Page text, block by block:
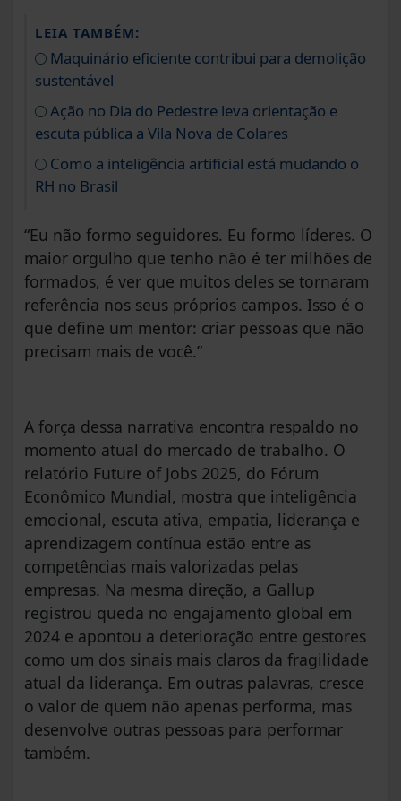
LEIA TAMBÉM:
Maquinário eficiente contribui para demolição
sustentável
Ação no Dia do Pedestre leva orientação e
escuta pública a Vila Nova de Colares
Como a inteligência artificial está mudando o
RH no Brasil
“Eu não formo seguidores. Eu formo líderes. O
maior orgulho que tenho não é ter milhões de
formados, é ver que muitos deles se tornaram
referência nos seus próprios campos. Isso é o
que define um mentor: criar pessoas que não
precisam mais de você.”
A força dessa narrativa encontra respaldo no
momento atual do mercado de trabalho. O
relatório Future of Jobs 2025, do Fórum
Econômico Mundial, mostra que inteligência
emocional, escuta ativa, empatia, liderança e
aprendizagem contínua estão entre as
competências mais valorizadas pelas
empresas. Na mesma direção, a Gallup
registrou queda no engajamento global em
2024 e apontou a deterioração entre gestores
como um dos sinais mais claros da fragilidade
atual da liderança. Em outras palavras, cresce
o valor de quem não apenas performa, mas
desenvolve outras pessoas para performar
também.